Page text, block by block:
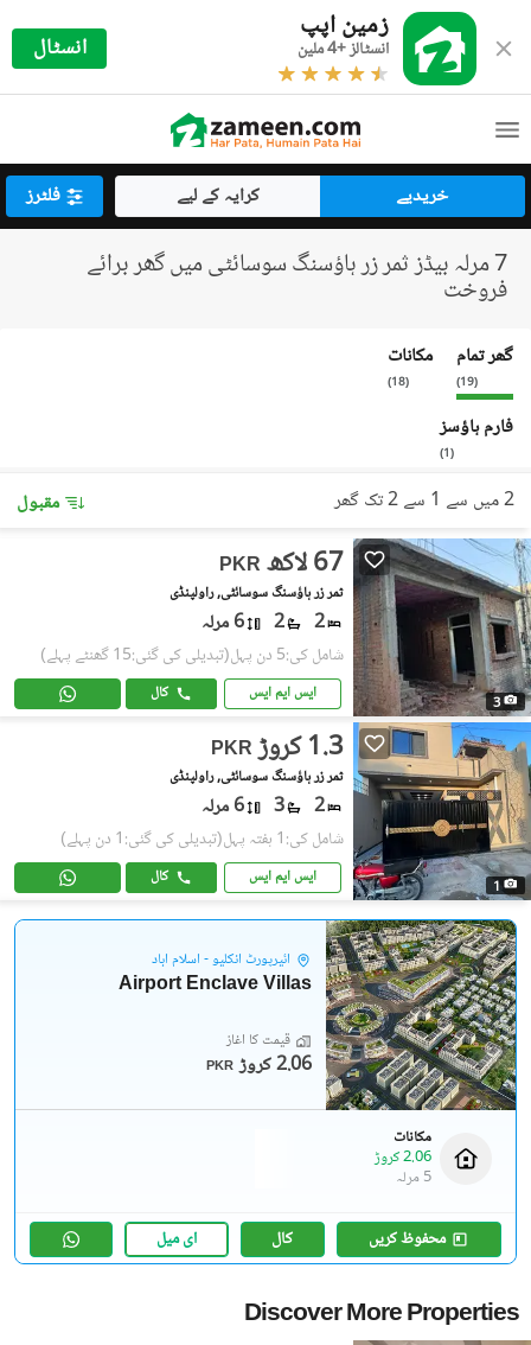
زمین اپپ
انسٹالز +4 ملین انسٹال
خریدیے کرایہ کے لیے فلٹرز
7 مرلہ بیڈز ثمر زر ہاؤسنگ سوسائٹی میں گھر برائے
فروخت
گھر تمام
(
19
)
مکانات
(
18
)
فارم ہاؤسز
(
1
)
2 میں سے 1 سے 2 تک گھر مقبول
3
PKR 67 لاکھ
ثمر زر ہاؤسنگ سوسائٹی, راولپنڈی
2
2 6 مرلہ
شامل کی:5 دن پہل (تبدیلی کی گئی:15 گھنٹے پہلے)
ایس ایم ایس کال
1
PKR 1.3 کروڑ
ثمر زر ہاؤسنگ سوسائٹی, راولپنڈی
2
3 6 مرلہ
شامل کی:1 ہفتہ پہل (تبدیلی کی گئی:1 دن پہلے)
ایس ایم ایس کال
ائیرپورٹ انکلیو - اسلام آباد
Airport Enclave Villas
قیمت کا آغاز
PKR 2.06 کروڑ
مکانات
2.06 کروڑ
5 مرلہ
محفوظ کریں کال ای میل
Discover More Properties